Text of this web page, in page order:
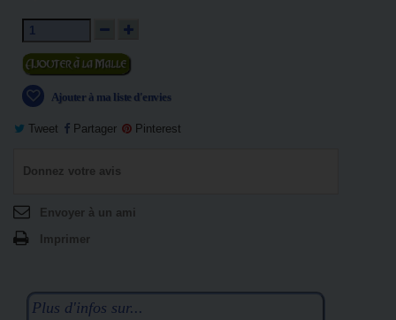
Ajouter au panier
Ajouter à ma liste d'envies
Tweet Partager Pinterest
Donnez votre avis
Envoyer à un ami
Imprimer
Plus d'infos sur...